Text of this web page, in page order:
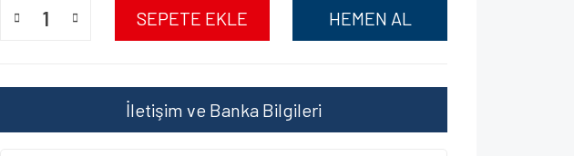
SEPETE EKLE HEMEN AL
İletişim ve Banka Bilgileri